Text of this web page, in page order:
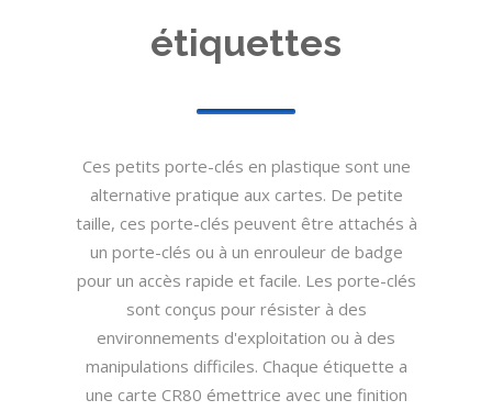
étiquettes
Ces petits porte-clés en plastique sont une
alternative pratique aux cartes. De petite
taille, ces porte-clés peuvent être attachés à
un porte-clés ou à un enrouleur de badge
pour un accès rapide et facile. Les porte-clés
sont conçus pour résister à des
environnements d'exploitation ou à des
manipulations difficiles. Chaque étiquette a
une carte CR80 émettrice avec une finition